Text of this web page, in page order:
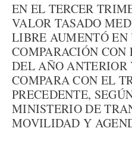
EN EL TERCER
VALOR TASADO
LIBRE AUMENTÓ EN
COMPARACIÓN
DEL AÑO ANTERIOR
COMPARA CON EL
PRECEDENTE,
MINISTERIO DE
MOVILIDAD Y